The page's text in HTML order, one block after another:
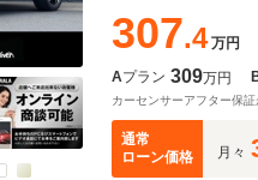
307.4 万円
Aプラン 309万円
カーセンサーアフター保
通常
ローン価格
月々